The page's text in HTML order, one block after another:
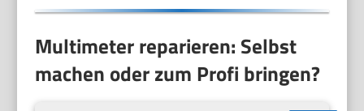
Multimeter reparieren: Selbst
machen oder zum Profi bringen?